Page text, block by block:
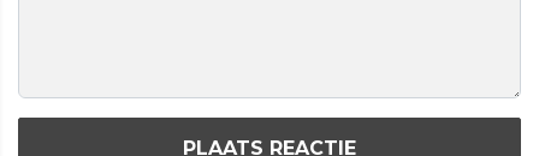
PLAATS REACTIE